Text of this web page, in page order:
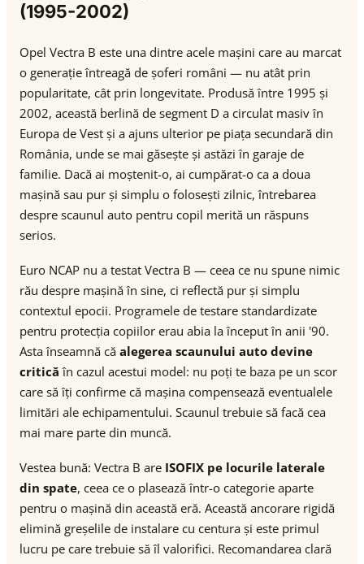
(1995-2002)
Opel Vectra B este una dintre acele mașini care au marcat
o generație întreagă de șoferi români — nu atât prin
popularitate, cât prin longevitate. Produsă între 1995 și
2002, această berlină de segment D a circulat masiv în
Europa de Vest și a ajuns ulterior pe piața secundară din
România, unde se mai găsește și astăzi în garaje de
familie. Dacă ai moștenit-o, ai cumpărat-o ca a doua
mașină sau pur și simplu o folosești zilnic, întrebarea
despre scaunul auto pentru copil merită un răspuns
serios.
Euro NCAP nu a testat Vectra B — ceea ce nu spune nimic
rău despre mașină în sine, ci reflectă pur și simplu
contextul epocii. Programele de testare standardizate
pentru protecția copiilor erau abia la început în anii '90.
Asta înseamnă că alegerea scaunului auto devine
critică în cazul acestui model: nu poți te baza pe un scor
care să îți confirme că mașina compensează eventualele
limitări ale echipamentului. Scaunul trebuie să facă cea
mai mare parte din muncă.
Vestea bună: Vectra B are ISOFIX pe locurile laterale
din spate, ceea ce o plasează într-o categorie aparte
pentru o mașină din această eră. Această ancorare rigidă
elimină greșelile de instalare cu centura și este primul
lucru pe care trebuie să îl valorifici. Recomandarea clară